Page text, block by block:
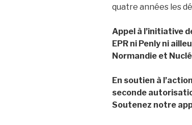
quatre années les
Appel à l’initiative
EPR ni Penly ni
Normandie et
En soutien à
seconde
Soutenez notre